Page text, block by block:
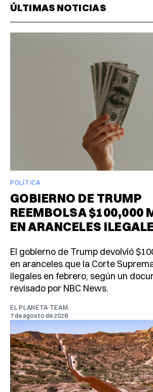
ÚLTIMAS NOTICIAS
POLÍTICA
GOBIERNO DE TRUMP
REEMBOLSA $100,000
EN ARANCELES
El gobierno de Trump devolvió
en aranceles que la Corte
ilegales en febrero, según un
revisado por NBC News.
EL PLANETA TEAM
7 de agosto de 2026